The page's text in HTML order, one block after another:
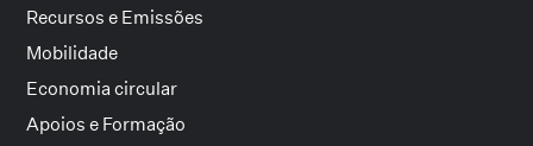
Recursos e Emissões
Mobilidade
Economia circular
Apoios e Formação